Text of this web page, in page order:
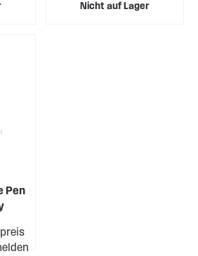
Nicht auf Lager
Pen